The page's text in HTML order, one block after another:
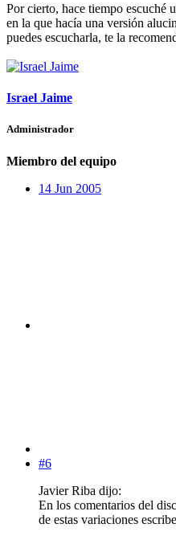
Por cierto, hace tiempo escuché
en la que hacía una versión
puedes escucharla, te la
Israel Jaime
Administrador
Miembro del equipo
14 Jun 2005
#6
Javier Riba dijo:
En los comentarios del
de estas variaciones